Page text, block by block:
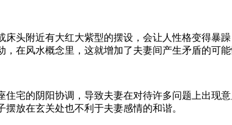
头附近有大红大紫型的摆设，会让人性格变得暴
在风水概念里，这就增加了夫妻间产生矛盾的可能
宅的阴阳协调，导致夫妻在对待许多问题上出现
放在玄关处也不利于夫妻感情的和谐。